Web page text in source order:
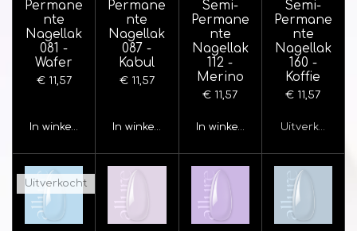
Permane
nte
Nagellak
081 -
Wafer
€ 11,57
In winkelwagen
Permane
nte
Nagellak
087 -
Kabul
€ 11,57
In winkelwagen
Semi-
Permane
nte
Nagellak
112 -
Merino
€ 11,57
In winkelwagen
Semi-
Permane
nte
Nagellak
160 -
Koffie
€ 11,57
Uitverkocht
Uitverkocht